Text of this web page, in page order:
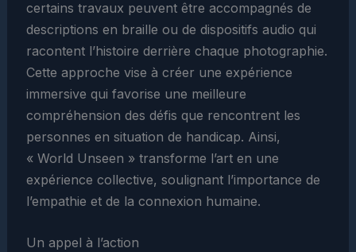
certains travaux peuvent être accompagnés de
descriptions en braille ou de dispositifs audio qui
racontent l’histoire derrière chaque photographie.
Cette approche vise à créer une expérience
immersive qui favorise une meilleure
compréhension des défis que rencontrent les
personnes en situation de handicap. Ainsi,
« World Unseen » transforme l’art en une
expérience collective, soulignant l’importance de
l’empathie et de la connexion humaine.
Un appel à l’action